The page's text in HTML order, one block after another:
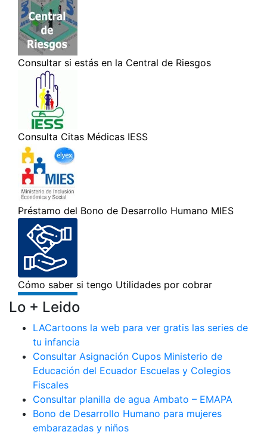
Lo + Leido
LACartoons la web para ver gratis las series de
tu infancia
Consultar Asignación Cupos Ministerio de
Educación del Ecuador Escuelas y Colegios
Fiscales
Consultar planilla de agua Ambato – EMAPA
Bono de Desarrollo Humano para mujeres
embarazadas y niños